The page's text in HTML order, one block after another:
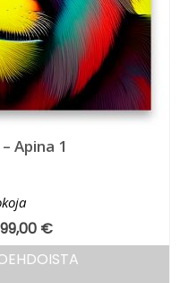
Apina 1
€